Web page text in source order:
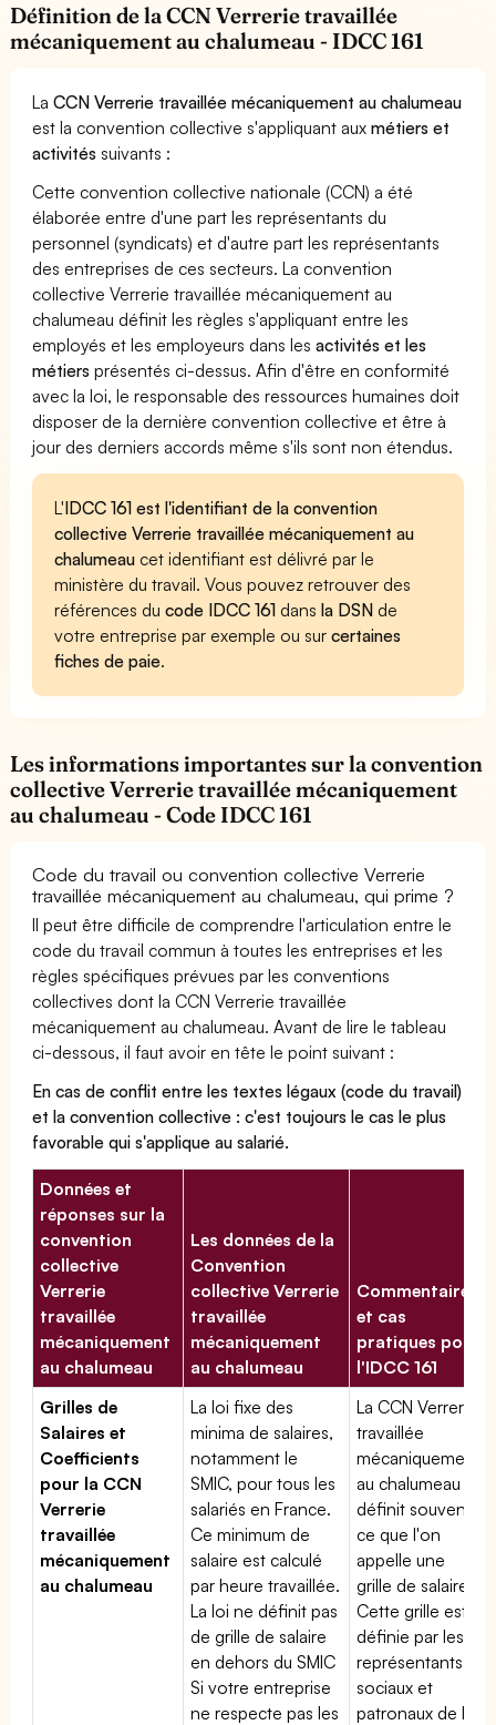
Définition de la CCN Verrerie travaillée
mécaniquement au chalumeau - IDCC 161
LaCCN Verrerie travaillée mécaniquement au chalumeau
est la convention collective s'appliquant auxmétiers et
activités suivants :
Cette convention collective nationale (CCN) a été
élaborée entre d'une part les représentants du
personnel (syndicats) et d'autre part les représentants
des entreprises de ces secteurs. La convention
collective Verrerie travaillée mécaniquement au
chalumeau définit les règles s'appliquant entre les
employés et les employeurs dans lesactivités et les
métiers présentés ci-dessus. Afin d'être en conformité
avec la loi, le responsable des ressources humaines doit
disposer de la dernière convention collective et être à
jour des derniers accords même s'ils sont non étendus.
L'IDCC 161 est l'identifiant de la convention
collective Verrerie travaillée mécaniquement au
chalumeau cet identifiant est délivré par le
ministère du travail. Vous pouvez retrouver des
références ducode IDCC 161 dansla DSN de
votre entreprise par exemple ou surcertaines
fiches de paie.
Les informations importantes sur la convention
collective Verrerie travaillée mécaniquement
au chalumeau - Code IDCC 161
Code du travail ou convention collective Verrerie
travaillée mécaniquement au chalumeau, qui prime ?
Il peut être difficile de comprendre l'articulation entre le
code du travail commun à toutes les entreprises et les
règles spécifiques prévues par les conventions
collectives dont la CCN Verrerie travaillée
mécaniquement au chalumeau. Avant de lire le tableau
ci-dessous, il faut avoir en tête le point suivant :
En cas de conflit entre les textes légaux (code du travail)
et la convention collective : c'est toujours le cas le plus
favorable qui s'applique au salarié.
Données et
réponses sur la
convention
collective
Verrerie
travaillée
mécaniquement
au chalumeau
Les données de la
Convention
collective Verrerie
travaillée
mécaniquement
au chalumeau
Commentaires
et cas
pratiques pour
l'IDCC 161
Grilles de
Salaires et
Coefficients
pour la CCN
Verrerie
travaillée
mécaniquement
au chalumeau
La loi fixe des
minima de salaires,
notamment le
SMIC, pour tous les
salariés en France.
Ce minimum de
salaire est calculé
par heure travaillée.
La loi ne définit pas
de grille de salaire
en dehors du SMIC
Si votre entreprise
ne respecte pas les
La CCN Verrerie
travaillée
mécaniquement
au chalumeau
définit souvent
ce que l'on
appelle une
grille de salaires.
Cette grille est
définie par les
représentants
sociaux et
patronaux de la